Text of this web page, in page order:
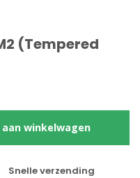
(Tempered
winkelwagen
Snelle verzending